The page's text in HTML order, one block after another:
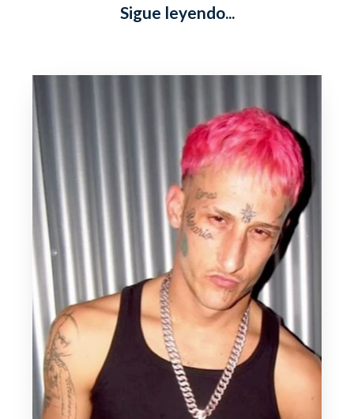
Sigue leyendo...